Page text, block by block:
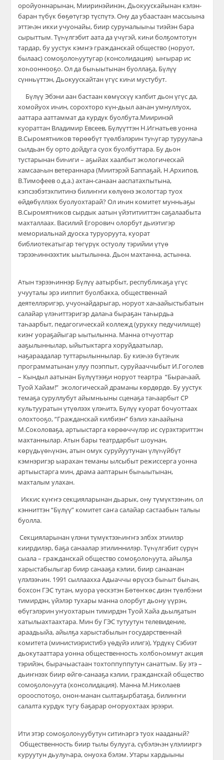
оройуоннарынан, Мииринэйинэн, Дьокуускайынан кэлэн-
баран түбүк бөҕөтүгэр түспүтэ. Ону да убаастаан массыына
эттэһэн икки учуонайы, биир суруналыыһы тиэйэн бара
сырыттым.Түһүлгэбит аата да үчүгэй, киһи болҕомтотун
тардар, бу уустук кэмҥэ гражданскай общество (норуот,
былаас) сомоҕолоһуутугар(консолидация) ыҥырар ис
хоһооннооҕо. Ол да быһыытынан буоллаҕа, Бүлүү
сүнньүттэн, Дьокуускайтан үгүс киһи мустубут.
Бүлүү Эбэни аан бастаан көмүскүү кэлбит дьон үгүс да,
хомойуох иһин, сорохторо күн-дьыл ааһан умнуллуох,
ааттара ааттамматда курдукбуолбута.Мииринэй
куораттан Владимир Евсеев, Бүлүүттэн Н.Игнатьев уонна
В.Сыромятниковтөрөөбүт түөлбэлэрин туһугар туруулаһа
сылдьан бу орто дойдуга суох буолбуттара. Бу дьон
тустарынан биһиги – аҕыйах хаалбыт экологическай
хамсааһын ветераннара (Миитэрэй Баппаҕай, Н.Архипов,
В.Тимофеево.д.а.) ахтан-санаан ааспатахпытына,
кэпсээбэтэхпитинэбилиҥҥи көлүөнэ экологтар туох
өйдөбүллээх буолуохтарай? Ол иһин комитет мунньаҕы
В.Сыромятников сырдык аатын үйэтитииттэн саҕалаабыта
махталлаах. Василий Егорович олорбут дьиэтигэр
мемориальнай дуоска туруоруута, куорат
библиотекатыгар төгүрүк остуолу тэрийии үтүө
тэрээһиннээхтик ыытылынна. Дьон махтанна, астынна.
Атын тэрээһиннэр Бүлүү аатырбыт, республикаҕа үгүс
учууталы эрэ ииппит буолбакка, общественнай
деятеллэригэр, учуонайдарыгар, норуот хаһаайыстыбатын
салайарүлэһиттэригэр далаһа быраҕан таһырдьа
таһаарбыт, педагогическай коллежд (урукку педучилище)
киэҥ уораҕайыгар ыытылынна. Манна отчуоттар
ааҕылыннылар, ыйытыктарга хоруйдаатылар,
наҕараадалар туттарылыннылар. Бу киэһээ бүтэһик
программатынан улуу поэппыт, суруйааччыбыт И.Гоголев
– Кындыл аатынан Бүлүүтээҕи норуот теартра “Быраһаай,
Туой Хайам!” экологическай драманы көрдөрдө. Бу уустук
темаҕа суруллубут айымньыны сценаҕа таһаарбыт СР
культууратын үтүөлээх үлэһитэ, Бүлүү куорат бочуоттаах
олохтооҕо,“Гражданскай килбиэн” бэлиэ хаһаайына
М.Соколоваҕа, артыыстарга көрөөччүлэр ис сүрэхтэриттэн
махтаннылар. Атын бары театрдарбыт шоунан,
көрүдьүөһүнэн, атын омук суруйуутунан үлүһүйбүт
кэмнэригэр ыарахан теманы ылсыбыт режиссерга уонна
артыыстарга мин, драма ааптарын быһыытынан,
махталым улахан.
Иккис күҥҥэ секцияларынан дьарык, ону түмүктээһин, ол
кэнниттэн “Бүлүү” комитет саҥа салайар састаабын талыы
буолла.
Секцияларынан үлэни түмүктээһиҥҥэ элбэх этиилэр
киирдилэр, баҕа санаалар этилиннилэр. Түһүлгэбит сүрүн
сыала – гражданскай общество сомоҕолоһуута, айылҕа
харыстабылыгар биир санааҕа кэлии, биир санаанан
үлэлээһин. 1991 сыллаахха Адыаччы өрүскэ быһыт быһан,
бохсон ГЭС тутан, муора үөскэтэн Бөтөҥкөс диэн түөлбэни
тимирдэн, үйэлэр тухары манна олорбут дьону үүрэн,
өбүгэлэрин уҥуохтарын тимирдэн Туой Хайа дьылҕатын
хатылыахтаахтара. Мин бу ГЭС тутуутун телевидение,
араадьыйа, айылҕа харыстабылын государственнай
комитета (министиэристибэ үөдүйэ илигэ), Үрдүкү Сэбиэт
дьокутааттара уонна общественность холбоһоммут акция
тэрийэн, бырачыастаан тохтоппуппутун санаттым. Бу этэ –
дьиҥнээх биир өйгө-санааҕа кэлии, гражданскай общество
сомоҕолоһуута (консолидация). Манна М.Николаев
орооспотоҕо, онон-манан сылтаҕырбатаҕа, билиҥҥи
салалта курдук тугу баҕарар оҥоруохтаах эрээри.
Ити этэр сомоҕолоһуубутун ситиһэргэ туох нааданый?
Общественность биир тылы булууга, сүбэлэһэн үлэлииргэ
куруутун дьулуһара, онуоха бэлэм. Утары хардыыны